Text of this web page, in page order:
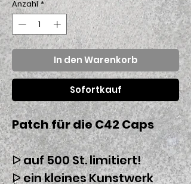
Anzahl *
In den Warenkorb
Sofortkauf
Patch für die C42 Caps
ᐅ auf 500 St. limitiert!
ᐅ ein kleines Kunstwerk